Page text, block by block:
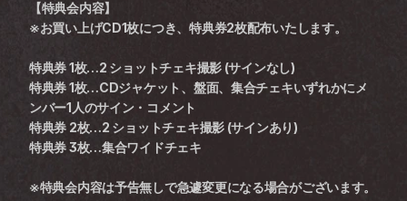
【特典会内容】
※お買い上げCD1枚につき、特典券2枚配布いたします。
特典券 1枚…2 ショットチェキ撮影 (サインなし)
特典券 1枚…CDジャケット、盤面、集合チェキいずれかにメ
ンバー1人のサイン・コメント
特典券 2枚…2 ショットチェキ撮影 (サインあり)
特典券 3枚…集合ワイドチェキ
※特典会内容は予告無しで急遽変更になる場合がございます。